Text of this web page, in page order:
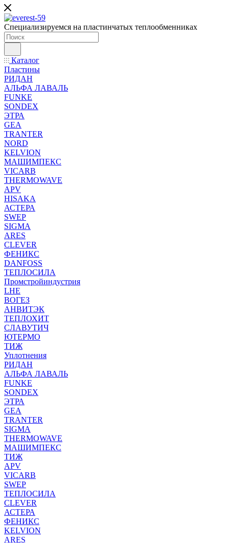
Специализируемся на пластинчатых теплообменниках
Каталог
Пластины
РИДАН
АЛЬФА ЛАВАЛЬ
FUNKE
SONDEX
ЭТРА
GEA
TRANTER
NORD
KELVION
МАШИМПЕКС
VICARB
THERMOWAVE
APV
HISAKA
АСТЕРА
SWEP
SIGMA
ARES
CLEVER
ФЕНИКС
DANFOSS
ТЕПЛОСИЛА
Промстройиндустрия
LHE
ВОГЕЗ
АНВИТЭК
ТЕПЛОХИТ
СЛАВУТИЧ
ЮТЕРМО
ТИЖ
Уплотнения
РИДАН
АЛЬФА ЛАВАЛЬ
FUNKE
SONDEX
ЭТРА
GEA
TRANTER
SIGMA
THERMOWAVE
МАШИМПЕКС
ТИЖ
APV
VICARB
SWEP
ТЕПЛОСИЛА
CLEVER
АСТЕРА
ФЕНИКС
KELVION
ARES